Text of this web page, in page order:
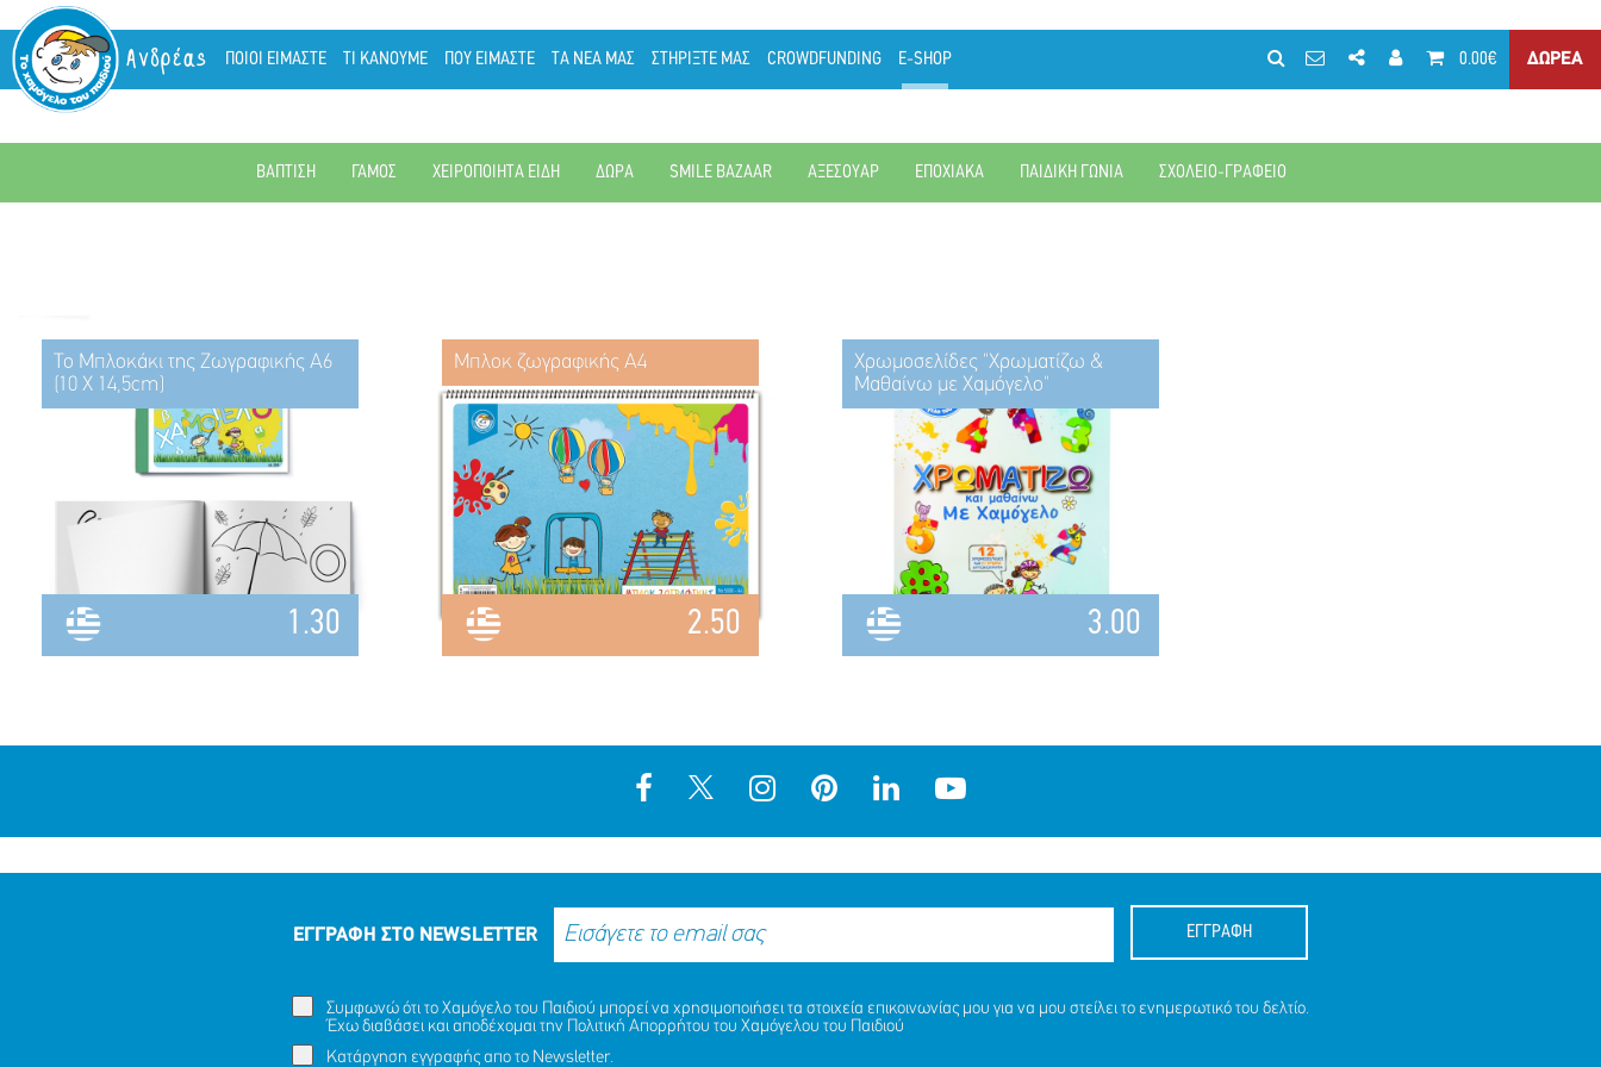
Ανδρέας ΠΟΙΟΙ ΕΙΜΑΣΤΕ ΤΙ ΚΑΝΟΥΜΕ ΠΟΥ ΕΙΜΑΣΤΕ ΤΑ ΝΕΑ ΜΑΣ ΣΤΗΡΙΞΤΕ ΜΑΣ CROWDFUNDING E-SHOP 0.00€ ΔΩΡΕΑ
ΒΑΠΤΙΣΗ ΓΑΜΟΣ ΧΕΙΡΟΠΟΙΗΤΑ ΕΙΔΗ ΔΩΡΑ SMILE BAZAAR ΑΞΕΣΟΥΑΡ ΕΠΟΧΙΑΚΑ ΠΑΙΔΙΚΗ ΓΩΝΙΑ ΣΧΟΛΕΙΟ-ΓΡΑΦΕΙΟ
Το Μπλοκάκι της Ζωγραφικής Α6
(10 Χ 14,5cm)
1.30
Μπλοκ ζωγραφικής Α4
2.50
Χρωμοσελίδες "Χρωματίζω &
Μαθαίνω με Χαμόγελο"
3.00
ΕΓΓΡΑΦΗ ΣΤΟ NEWSLETTER ΕΓΓΡΑΦΗ
Συμφωνώ ότι το Χαμόγελο του Παιδιού μπορεί να χρησιμοποιήσει τα στοιχεία επικοινωνίας μου για να μου στείλει το ενημερωτικό του δελτίο.
Έχω διαβάσει και αποδέχομαι την Πολιτική Απορρήτου του Χαμόγελου του Παιδιού
Κατάργηση εγγραφής απο το Newsletter.